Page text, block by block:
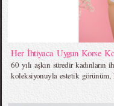
Her İhtiyaca Uygun Korse
60 yılı aşkın süredir kadınların
koleksiyonuyla estetik